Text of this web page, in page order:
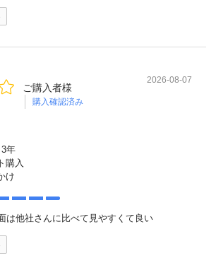
ご購入者様
購入確認済み
2026-08-07
年
購入
け
は他社さんに比べて見やすくて良い